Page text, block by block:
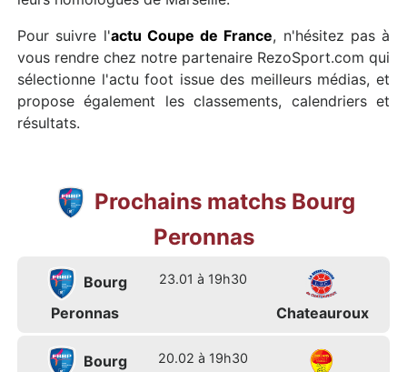
Pour suivre l'actu Coupe de France, n'hésitez pas à
vous rendre chez notre partenaire RezoSport.com qui
sélectionne l'actu foot issue des meilleurs médias, et
propose également les classements, calendriers et
résultats.
Prochains matchs Bourg
Peronnas
Bourg
Peronnas
23.01 à 19h30
Chateauroux
Bourg
20.02 à 19h30